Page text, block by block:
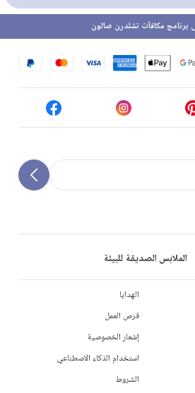
الملابس الصديقة للبيئة
برنامج مكافآت تشلدرن صالون
الهدايا
فرص العمل
إشعار الخصوصية
استخدام الذكاء الاصطناعي
الشروط